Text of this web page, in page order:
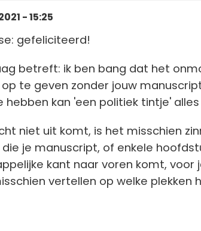
- 15:25
gefeliciteerd!
betreft: ik ben bang dat het
te geven zonder jouw
hebben kan 'een politiek tintje'
niet uit komt, is het misschien
je manuscript, of enkele
kant naar voren komt, voor
vertellen op welke plekken